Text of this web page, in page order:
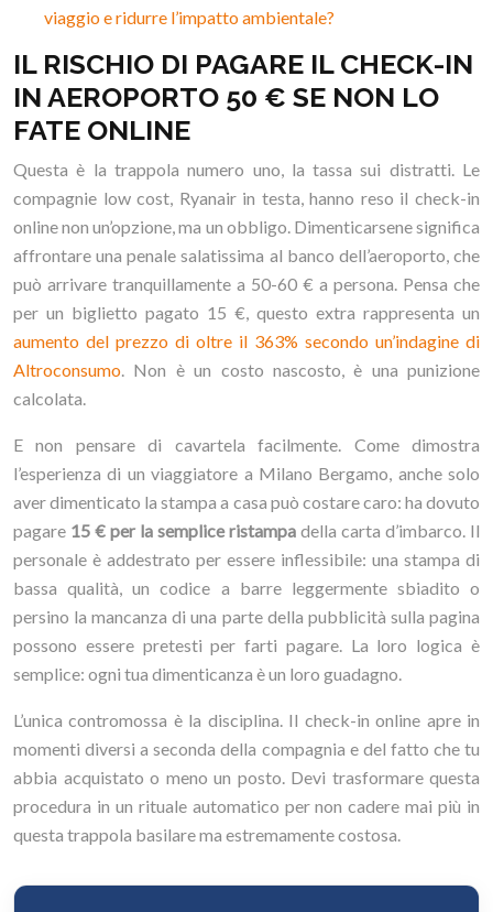
viaggio e ridurre l’impatto ambientale?
IL RISCHIO DI PAGARE IL CHECK-IN
IN AEROPORTO 50 € SE NON LO
FATE ONLINE
Questa è la trappola numero uno, la tassa sui distratti. Le
compagnie low cost, Ryanair in testa, hanno reso il check-in
online non un’opzione, ma un obbligo. Dimenticarsene significa
affrontare una penale salatissima al banco dell’aeroporto, che
può arrivare tranquillamente a 50-60 € a persona. Pensa che
per un biglietto pagato 15 €, questo extra rappresenta un
aumento del prezzo di oltre il 363% secondo un’indagine di
Altroconsumo. Non è un costo nascosto, è una punizione
calcolata.
E non pensare di cavartela facilmente. Come dimostra
l’esperienza di un viaggiatore a Milano Bergamo, anche solo
aver dimenticato la stampa a casa può costare caro: ha dovuto
pagare 15 € per la semplice ristampa della carta d’imbarco. Il
personale è addestrato per essere inflessibile: una stampa di
bassa qualità, un codice a barre leggermente sbiadito o
persino la mancanza di una parte della pubblicità sulla pagina
possono essere pretesti per farti pagare. La loro logica è
semplice: ogni tua dimenticanza è un loro guadagno.
L’unica contromossa è la disciplina. Il check-in online apre in
momenti diversi a seconda della compagnia e del fatto che tu
abbia acquistato o meno un posto. Devi trasformare questa
procedura in un rituale automatico per non cadere mai più in
questa trappola basilare ma estremamente costosa.